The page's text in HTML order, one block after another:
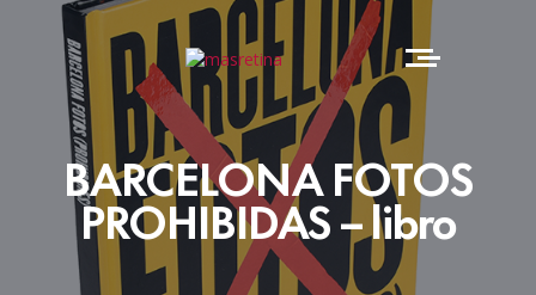
BARCELONA FOTOS
PROHIBIDAS – libro